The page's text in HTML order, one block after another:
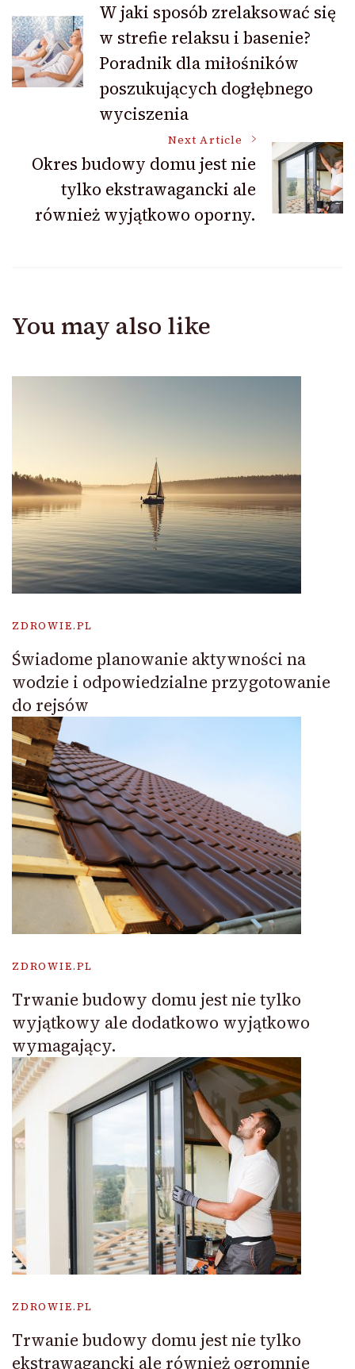
Navigation
W jaki sposób zrelaksować się
w strefie relaksu i basenie?
Poradnik dla miłośników
poszukujących dogłębnego
wyciszenia
Next Article
Okres budowy domu jest nie
tylko ekstrawagancki ale
również wyjątkowo oporny.
You may also like
ZDROWIE.PL
Świadome planowanie aktywności na
wodzie i odpowiedzialne przygotowanie
do rejsów
ZDROWIE.PL
Trwanie budowy domu jest nie tylko
wyjątkowy ale dodatkowo wyjątkowo
wymagający.
ZDROWIE.PL
Trwanie budowy domu jest nie tylko
ekstrawagancki ale również ogromnie